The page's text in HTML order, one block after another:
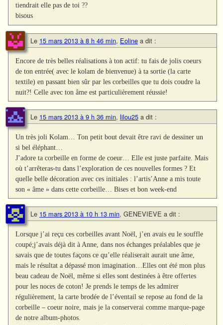
tiendrait elle pas de toi ??
bisous
Le 15 mars 2013 à 8 h 46 min, Eoline a dit :
Encore de très belles réalisations à ton actif: tu fais de jolis coeurs
de ton entrée( avec le kolam de bienvenue) à ta sortie (la carte
textile) en passant bien sûr par les corbeilles que tu dois coudre la
nuit?! Celle avec ton âme est particulièrement réussie!
Le 15 mars 2013 à 9 h 36 min, lilou25 a dit :
Un très joli Kolam… Ton petit bout devait être ravi de dessiner un
si bel éléphant…
J’adore ta corbeille en forme de coeur… Elle est juste parfaite. Mais
où t’arrêteras-tu dans l’exploration de ces nouvelles formes ? Et
quelle belle décoration avec ces initiales : l’artis’Anne a mis toute
son « âme » dans cette corbeille… Bises et bon week-end
Le 15 mars 2013 à 10 h 13 min, GENEVIEVE a dit :
Lorsque j’ai reçu ces corbeilles avant Noël, j’en avais eu le souffle
coupé;j’avais déjà dit à Anne, dans nos échanges préalables que je
savais que de toutes façons ce qu’elle réaliserait aurait une âme,
mais le résultat a dépassé mon imagination…Elles ont été mon plus
beau cadeau de Noël, même si elles sont destinées à être offertes
pour les noces de coton! Je prends le temps de les admirer
régulièrement, la carte brodée de l’éventail se repose au fond de la
corbeille – coeur noire, mais je la conserverai comme marque-page
de notre album-photos.